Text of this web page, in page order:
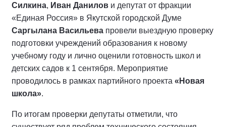
Силкина, Иван Данилов и депутат от фракции
«Единая Россия» в Якутской городской Думе
Саргылана Васильева провели выездную проверку
подготовки учреждений образования к новому
учебному году и лично оценили готовность школ и
детских садов к 1 сентября. Мероприятие
проводилось в рамках партийного проекта «Новая
школа».
По итогам проверки депутаты отметили, что